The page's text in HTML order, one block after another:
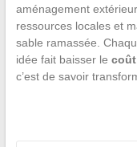
aménagement
ressources locales et
sable ramassée.
idée fait baisser le coût
c’est de savoir